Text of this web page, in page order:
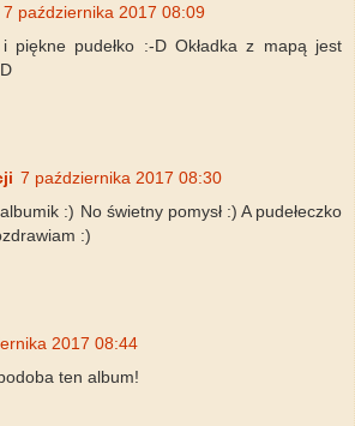
7 października 2017 08:09
piękne pudełko :-D Okładka z mapą jest
7 października 2017 08:30
:) No świetny pomysł :) A pudełeczko
:)
2017 08:44
ten album!